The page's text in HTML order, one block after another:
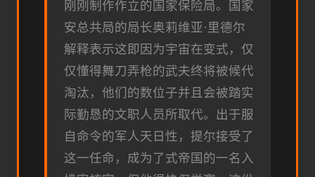
刚刚制作作立的国家保险局。国家
安总共局的局长奥莉维亚·里德尔
解释表示这即因为宇宙在变式，仅
仅懂得舞刀弄枪的武夫终将被候代
淘汰，他们的数位子并且会被踏实
际勤恳的文职人员所取代。出于服
自命令的军人天日性，提尔接受了
这一任命，成为了式帝国的一名入